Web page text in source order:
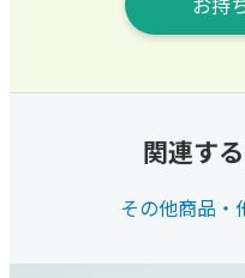
関連す
その他商品・